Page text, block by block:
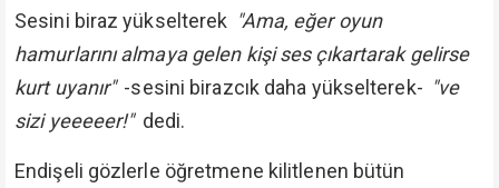
Sesini biraz yükselterek "Ama, eğer oyun
hamurlarını almaya gelen kişi ses çıkartarak gelirse
kurt uyanır" -sesini birazcık daha yükselterek- "ve
sizi yeeeeer!" dedi.
Endişeli gözlerle öğretmene kilitlenen bütün